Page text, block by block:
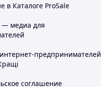
в Каталоге ProSale
— медиа для
предпринимателей
соглашение